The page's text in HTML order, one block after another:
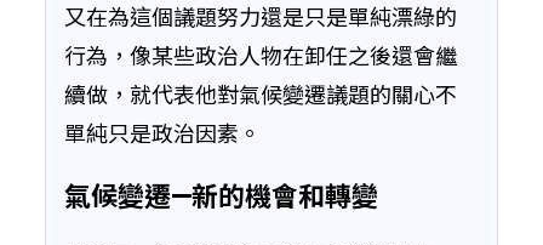
又在為這個議題努力還是只是單純漂綠的
行為，像某些政治人物在卸任之後還會繼
續做，就代表他對氣候變遷議題的關心不
單純只是政治因素。
氣候變遷—新的機會和轉變